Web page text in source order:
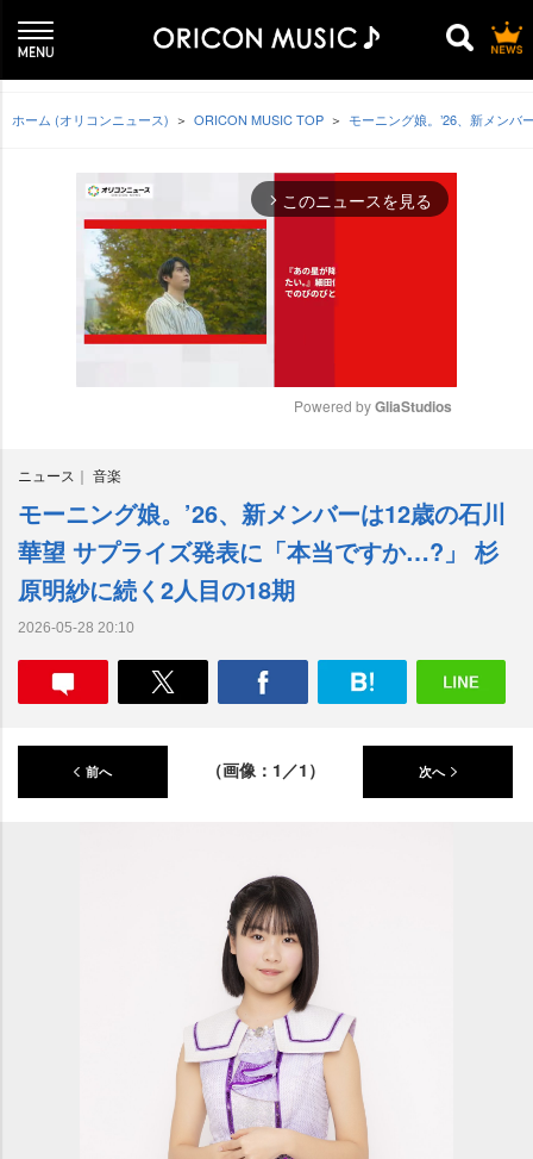
ホーム (オリコンニュース) ORICON MUSIC TOP モーニング娘。’26、新メン
arrow_forward_ios このニュースを見る
e
Powered by GliaStudios
ニュース 音楽
モーニング娘。’26、新メンバーは12歳の石川
華望 サプライズ発表に「本当ですか…?」 杉
原明紗に続く2人目の18期
2026-05-28 20:10
前へ （画像：1／1） 次へ